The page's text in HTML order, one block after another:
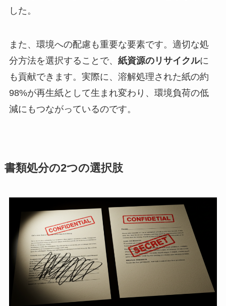
した。
また、環境への配慮も重要な要素です。適切な処
分方法を選択することで、 紙資源のリサイクルに
も貢献できます。実際に、溶解処理された紙の約
98%が再生紙として生まれ変わり、環境負荷の低
減にもつながっているのです。
書類処分の2つの選択肢